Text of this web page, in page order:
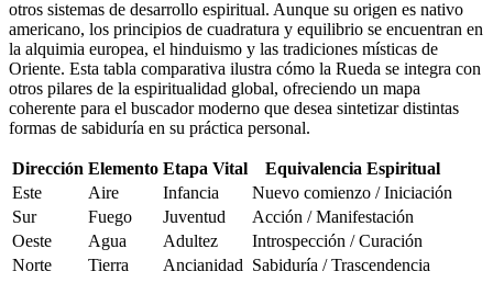
otros sistemas de desarrollo espiritual. Aunque su origen es nativo
americano, los principios de cuadratura y equilibrio se encuentran en
la alquimia europea, el hinduismo y las tradiciones místicas de
Oriente. Esta tabla comparativa ilustra cómo la Rueda se integra con
otros pilares de la espiritualidad global, ofreciendo un mapa
coherente para el buscador moderno que desea sintetizar distintas
formas de sabiduría en su práctica personal.
Dirección Elemento Etapa Vital
Equivalencia Espiritual
Este
Aire Infancia
Nuevo comienzo / Iniciación
Sur
Fuego Juventud
Acción / Manifestación
Oeste
Agua Adultez
Introspección / Curación
Norte
Tierra Ancianidad Sabiduría / Trascendencia